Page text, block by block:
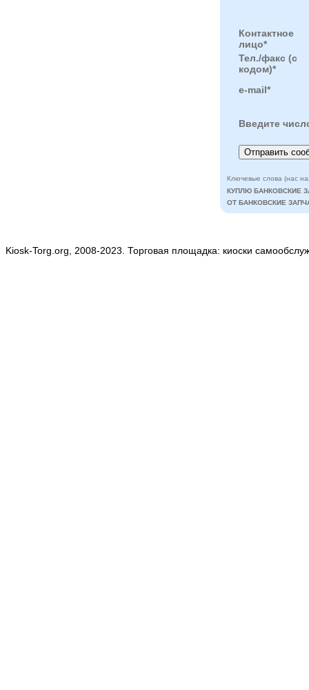
Контактное
лицо*
Тел./факс (с
кодом)*
e-mail*
Введите
Ключевые слова (нас
КУПЛЮ БАНКОВСКИЕ
ОТ БАНКОВСКИЕ
Kiosk-Torg.org, 2008-2023. Торговая площадка: киоски